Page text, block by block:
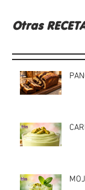
Otras